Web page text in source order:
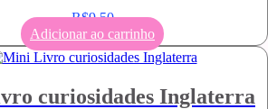
R$9,50
Adicionar ao carrinho
curiosidades Inglaterra